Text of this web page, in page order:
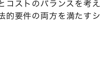
コストのバランスを考え
的要件の両方を満たすシ